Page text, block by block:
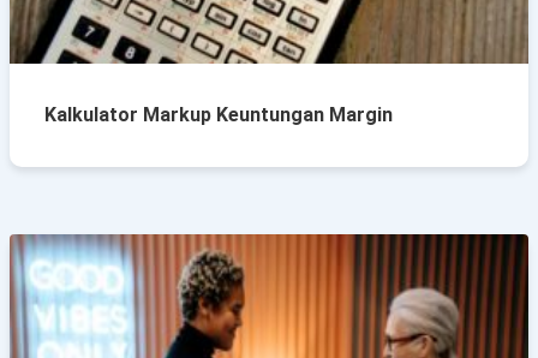
Kalkulator Markup Keuntungan Margin